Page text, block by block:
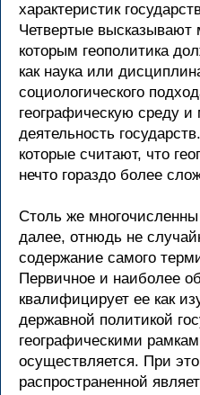
характеристик
Четвертые высказывают
которым геополитика
как наука или
социологического
географическую среду
деятельность
которые считают, что
нечто гораздо более
Столь же
далее, отнюдь не
содержание самого
Первичное и наиболее
квалифицирует ее как
державной политикой
географическими
осуществляется. При
распространенной